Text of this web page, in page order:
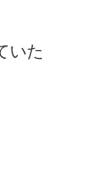
いた